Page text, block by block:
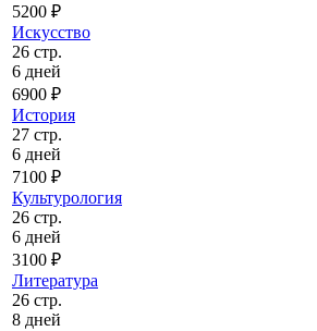
5200 ₽
Искусство
26 стр.
6 дней
6900 ₽
История
27 стр.
6 дней
7100 ₽
Культурология
26 стр.
6 дней
3100 ₽
Литература
26 стр.
8 дней